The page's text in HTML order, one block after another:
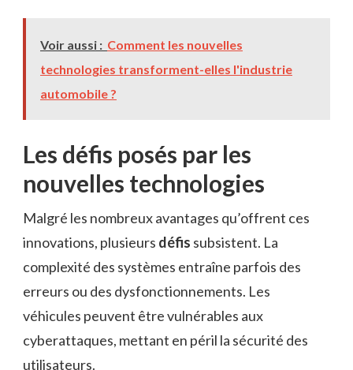
Voir aussi : Comment les nouvelles
technologies transforment-elles l'industrie
automobile ?
Les défis posés par les
nouvelles technologies
Malgré les nombreux avantages qu’offrent ces
innovations, plusieurs défis subsistent. La
complexité des systèmes entraîne parfois des
erreurs ou des dysfonctionnements. Les
véhicules peuvent être vulnérables aux
cyberattaques, mettant en péril la sécurité des
utilisateurs.